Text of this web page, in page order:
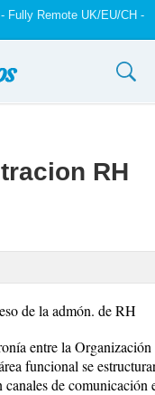
Fully Remote UK/EU/CH -
RH
de la admón. de RH
entre la
funcional se
canales de